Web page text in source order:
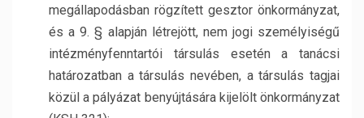
megállapodásban rögzített gesztor önkormányzat,
és a 9. § alapján létrejött, nem jogi személyiségű
intézményfenntartói társulás esetén a tanácsi
határozatban a társulás nevében, a társulás tagjai
közül a pályázat benyújtására kijelölt önkormányzat